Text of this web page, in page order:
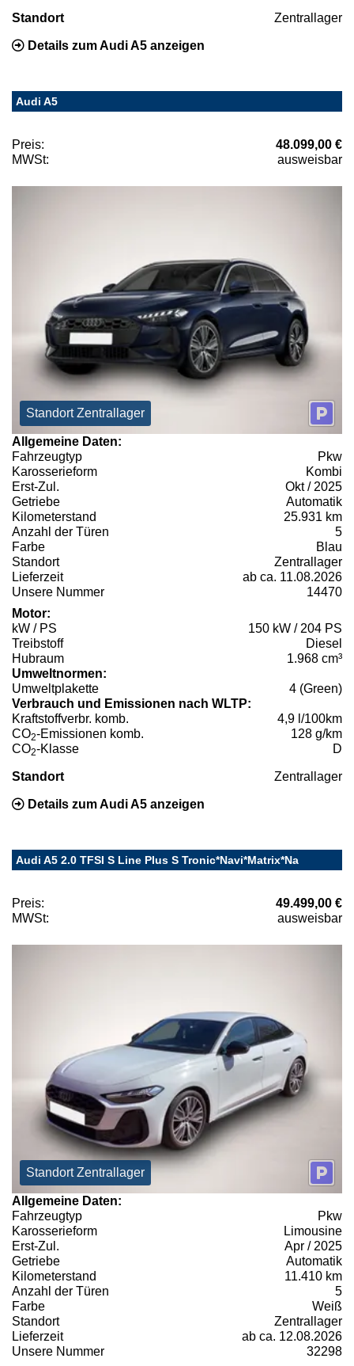
Standort Zentrallager
Details zum Audi A5 anzeigen
Audi A5
Preis:
48.099,00 €
MWSt:
ausweisbar
Standort Zentrallager
Allgemeine Daten:
Fahrzeugtyp
Pkw
Karosserieform
Kombi
Erst-Zul.
Okt / 2025
Getriebe
Automatik
Kilometerstand
25.931 km
Anzahl der Türen
5
Farbe
Blau
Standort
Zentrallager
Lieferzeit
ab ca. 11.08.2026
Unsere Nummer
14470
Motor:
kW / PS
150 kW / 204 PS
Treibstoff
Diesel
Hubraum
1.968 cm³
Umweltnormen:
Umweltplakette
4 (Green)
Verbrauch und Emissionen nach WLTP:
Kraftstoffverbr. komb.
4,9 l/100km
CO2-Emissionen komb.
128 g/km
CO2-Klasse D
Standort Zentrallager
Details zum Audi A5 anzeigen
Audi A5 2.0 TFSI S Line Plus S Tronic*Navi*Matrix*Na
Preis:
49.499,00 €
MWSt:
ausweisbar
Standort Zentrallager
Allgemeine Daten:
Fahrzeugtyp
Pkw
Karosserieform
Limousine
Erst-Zul.
Apr / 2025
Getriebe
Automatik
Kilometerstand
11.410 km
Anzahl der Türen
5
Farbe
Weiß
Standort
Zentrallager
Lieferzeit
ab ca. 12.08.2026
Unsere Nummer
32298